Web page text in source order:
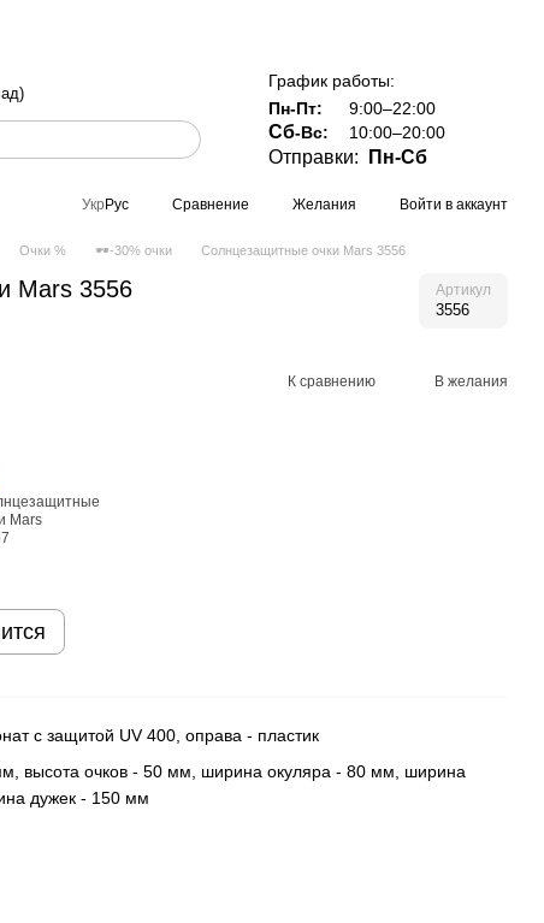
График работы:
Пн-Пт:
9:00–22:00
Сб-Вс: 10:00–20:00
Отправки: Пн-Сб
Укр Рус Сравнение Желания Войти в аккаунт
Очки % 🕶-30% очки Солнцезащитные очки Mars 3556
Mars 3556 Артикул
3556
К сравнению В желания
с защитой UV 400, оправа - пластик
высота очков - 50 мм, ширина окуляра - 80 мм, ширина
дужек - 150 мм